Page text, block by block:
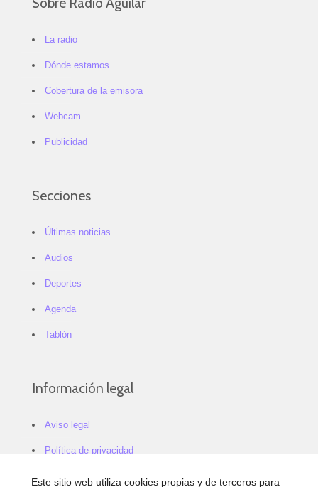
La radio
Dónde estamos
Cobertura de la emisora
Webcam
Publicidad
Secciones
Últimas noticias
Audios
Deportes
Agenda
Tablón
Información legal
Aviso legal
Política de privacidad
Política de cookies
Este sitio web utiliza cookies propias y de terceros para